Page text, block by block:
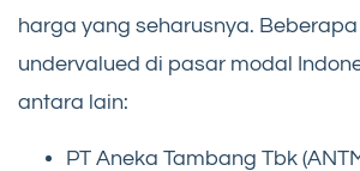
harga yang seharusnya.
undervalued di pasar modal
antara lain:
PT Aneka Tambang Tbk